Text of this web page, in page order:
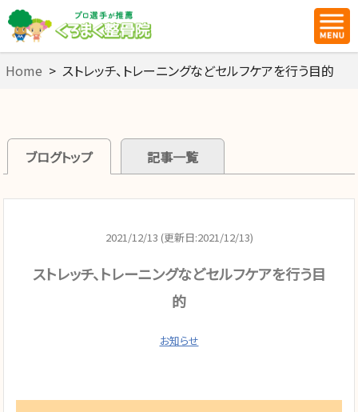
Home > ストレッチ、トレーニングなどセルフケアを行う目的
ブログトップ 記事一覧
2021/12/13 (更新日:2021/12/13)
ストレッチ、トレーニングなどセルフケアを行う目
的
お知らせ